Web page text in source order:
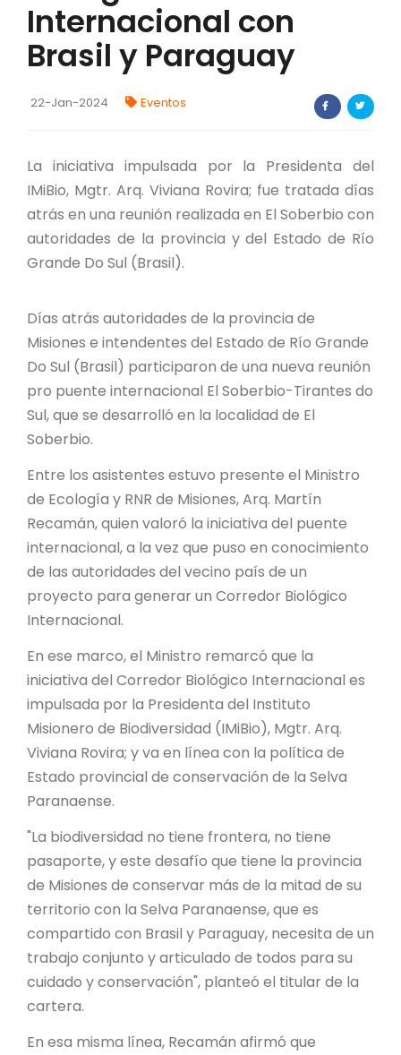
FORTALECIMIENTO DE RECURSOS
ALIMENTICIOS
BIODIVERSIDAD Y ALIMENTACIÓN
INVENTARIO DE LA BIODIVERSIDAD MISIONERA
investigadores
FORMULARIO DE REGISTRO DE
INVESTIGADORES
AUTORIZACIONES
PROGRAMAS Y PROYECTOS
PROGRAMAS
MONUMENTOS NATURALES
REPOSITORIO
CONTACTO
Internacional con
Brasil y Paraguay
22-Jan-2024 Eventos
La iniciativa impulsada por la Presidenta del
IMiBio, Mgtr. Arq. Viviana Rovira; fue tratada días
atrás en una reunión realizada en El Soberbio con
autoridades de la provincia y del Estado de Río
Grande Do Sul (Brasil).
Días atrás autoridades de la provincia de
Misiones e intendentes del Estado de Río Grande
Do Sul (Brasil) participaron de una nueva reunión
pro puente internacional El Soberbio-Tirantes do
Sul, que se desarrolló en la localidad de El
Soberbio.
Entre los asistentes estuvo presente el Ministro
de Ecología y RNR de Misiones, Arq. Martín
Recamán, quien valoró la iniciativa del puente
internacional, a la vez que puso en conocimiento
de las autoridades del vecino país de un
proyecto para generar un Corredor Biológico
Internacional.
En ese marco, el Ministro remarcó que la
iniciativa del Corredor Biológico Internacional es
impulsada por la Presidenta del Instituto
Misionero de Biodiversidad (IMiBio), Mgtr. Arq.
Viviana Rovira; y va en línea con la política de
Estado provincial de conservación de la Selva
Paranaense.
"La biodiversidad no tiene frontera, no tiene
pasaporte, y este desafío que tiene la provincia
de Misiones de conservar más de la mitad de su
territorio con la Selva Paranaense, que es
compartido con Brasil y Paraguay, necesita de un
trabajo conjunto y articulado de todos para su
cuidado y conservación", planteó el titular de la
cartera.
En esa misma línea, Recamán afirmó que